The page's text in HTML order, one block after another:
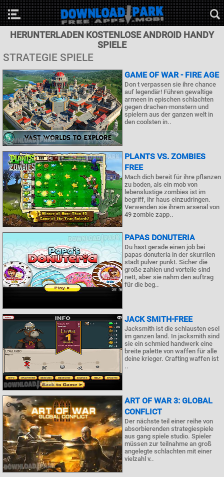
HERUNTERLADEN KOSTENLOSE ANDROID HANDY
SPIELE
STRATEGIE SPIELE
GAME OF WAR - FIRE AGE
Don t verpassen sie ihre chance
auf legendär! Führen gewaltige
armeen in epischen schlachten
gegen drachen-monstern und
spielern aus der ganzen welt in
den coolsten in..
PLANTS VS. ZOMBIES
FREE
Mach dich bereit für ihre pflanzen
zu boden, als ein mob von
lebenslustige zombies ist im
begriff, ihr haus einzudringen.
Verwenden sie ihrem arsenal von
49 zombie zapp..
PAPAS DONUTERIA
Du hast gerade einen job bei
papas donuteria in der skurrilen
stadt pulver punkt. Sicher die
große zahlen und vorteile sind
nett, aber sie nahm den auftrag
für die beg..
JACK SMITH-FREE
Jacksmith ist die schlausten esel
im ganzen land. In jacksmith sind
sie ein schmied handwerk eine
breite palette von waffen für alle
deine krieger. Crafting waffen ist
..
ART OF WAR 3: GLOBAL
CONFLICT
Der nächste teil einer reihe von
absorbierenden strategiespiele
aus gang spiele studio. Spieler
müssen zur teilnahme an groß
angelegte schlachten mit einer
vielzahl v..